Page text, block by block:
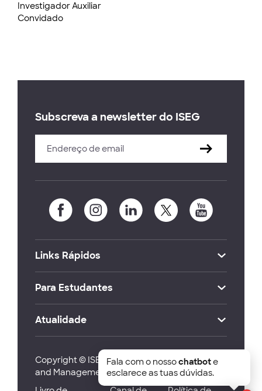
Investigador Auxiliar
Convidado
Subscreva a newsletter do ISEG
Links Rápidos
Para Estudantes
Atualidade
Copyright © ISEG Lisbon School of Economics
and Management 2026
Fala com o nossochatbote
esclarece as tuas dúvidas.